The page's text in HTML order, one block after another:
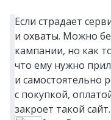
Если страдает
и охваты. Можно
кампании, но как
что ему нужно
и самостоятельно
с покупкой,
закроет такой сайт.